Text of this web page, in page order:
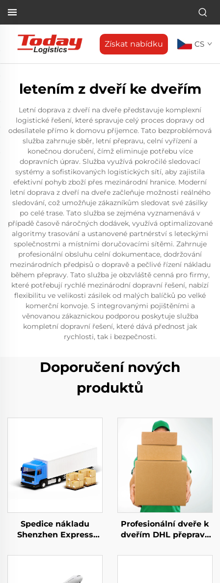
Získat nabídku CS
letením z dveří ke dveřím
Letní doprava z dveří na dveře představuje komplexní
logistické řešení, které spravuje celý proces dopravy od
odesílatele přímo k domovu příjemce. Tato bezproblémová
služba zahrnuje sběr, letní přepravu, celní vyřízení a
konečnou doručení, čímž eliminuje potřebu více
dopravních úprav. Služba využívá pokročilé sledovací
systémy a sofistikovaných logistických sítí, aby zajistila
efektivní pohyb zboží přes mezinárodní hranice. Moderní
letní doprava z dveří na dveře začleňuje možnosti reálného
sledování, což umožňuje zákazníkům sledovat své zásilky
po celé trase. Tato služba se zejména vyznamenává v
případě časově náročných dodávek, využívá optimalizované
algoritmy trasování a ustanovené partnérství s leteckými
společnostmi a místními doručovacími sítěmi. Zahrnuje
profesionální obsluhu celní dokumentace, dodržování
mezinárodních předpisů o dopravě a pečlivé řízení nákladu
během přepravy. Tato služba je obzvláště cenná pro firmy,
které potřebují rychlé mezinárodní dopravní řešení, nabízí
flexibilitu ve velikosti zásilek od malých balíčků po velké
komerční konvoje. S integrovanými pojištěními a
věnovanou zákaznickou podporou poskytuje služba
kompletní dopravní řešení, které dává přednost jak
rychlosti, tak i bezpečnosti.
Doporučení nových
produktů
Spedice nákladu
Shenzhen Express
expresní doprava Dhl
- 7 dní Globální
Profesionální dveře k
dveřím DHL přeprava
dropshipping